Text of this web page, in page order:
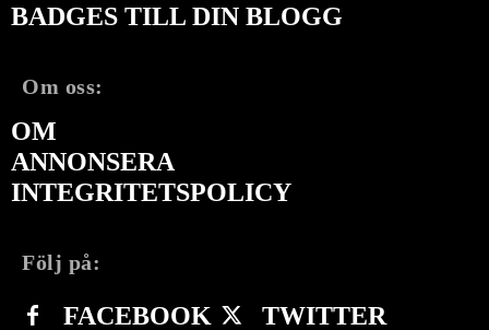
BADGES TILL DIN BLOGG
Om oss:
OM
ANNONSERA
INTEGRITETSPOLICY
Följ på:
FACEBOOK TWITTER